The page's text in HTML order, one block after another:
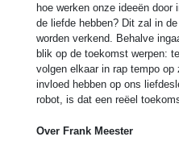
hoe werken onze ideeën
de liefde hebben? Dit zal in
worden verkend. Behalve
blik op de toekomst werpen:
volgen elkaar in rap tempo
invloed hebben op ons
robot, is dat een reëel
Over Frank Meester